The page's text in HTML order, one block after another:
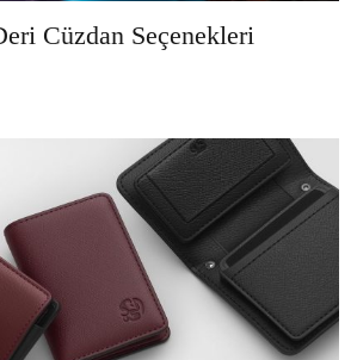
Cüzdan Seçenekleri